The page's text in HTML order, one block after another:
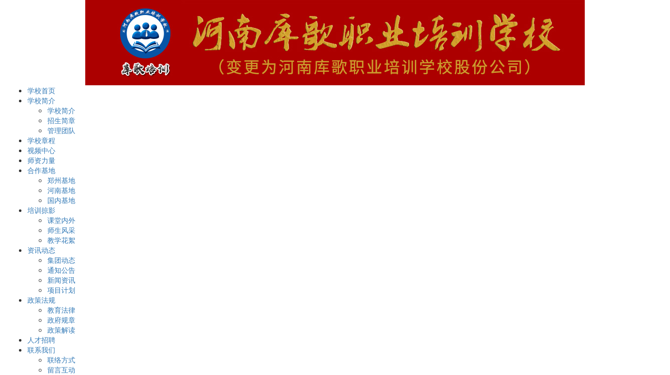
学校首页
学校简介
学校简介
招生简章
管理团队
学校章程
视频中心
师资力量
合作基地
郑州基地
河南基地
国内基地
培训掠影
课堂内外
师生风采
教学花絮
资讯动态
集团动态
通知公告
新闻资讯
项目计划
政策法规
教育法律
政府规章
政策解读
人才招聘
联系我们
联络方式
留言互动